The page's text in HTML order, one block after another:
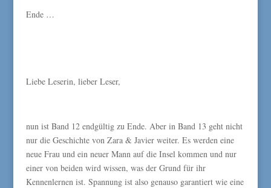
Ende …
Liebe Leserin, lieber Leser,
nun ist Band 12 endgültig zu Ende. Aber in Band 13 geht nicht
nur die Geschichte von Zara & Javier weiter. Es werden eine
neue Frau und ein neuer Mann auf die Insel kommen und nur
einer von beiden wird wissen, was der Grund für ihr
Kennenlernen ist. Spannung ist also genauso garantiert wie eine